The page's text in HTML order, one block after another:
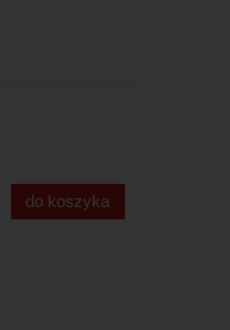
do koszyka